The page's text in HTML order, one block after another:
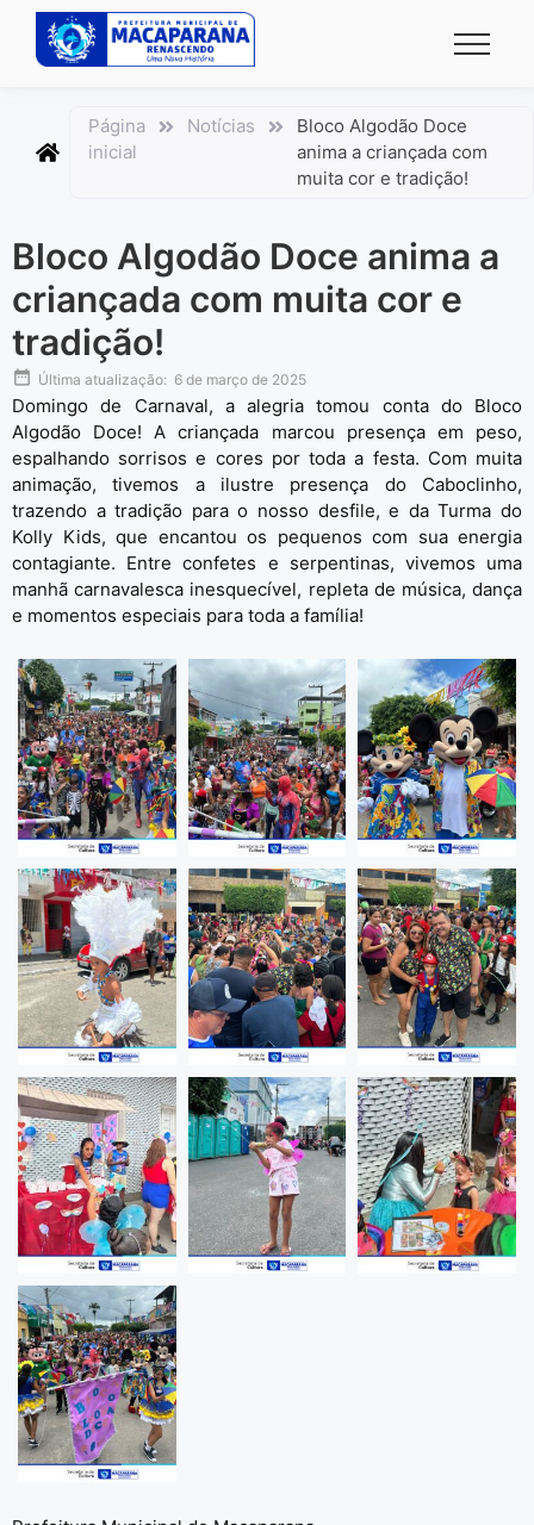
conteúdo
Página
inicial
Notícias
Bloco Algodão Doce
anima a criançada com
muita cor e tradição!
Bloco Algodão Doce anima a
criançada com muita cor e
tradição!
Última atualização: 6 de março de 2025
Domingo de Carnaval, a alegria tomou conta do Bloco
Algodão Doce! A criançada marcou presença em peso,
espalhando sorrisos e cores por toda a festa. Com muita
animação, tivemos a ilustre presença do Caboclinho,
trazendo a tradição para o nosso desfile, e da Turma do
Kolly Kids, que encantou os pequenos com sua energia
contagiante. Entre confetes e serpentinas, vivemos uma
manhã carnavalesca inesquecível, repleta de música, dança
e momentos especiais para toda a família!